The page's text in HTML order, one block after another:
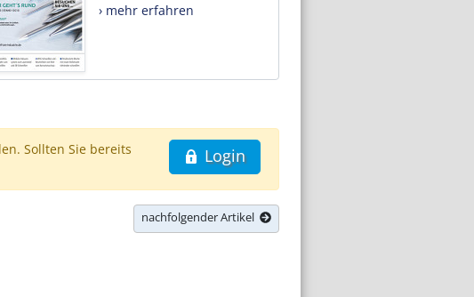
› mehr erfahren
Login
Sollten Sie bereits
nachfolgender Artikel